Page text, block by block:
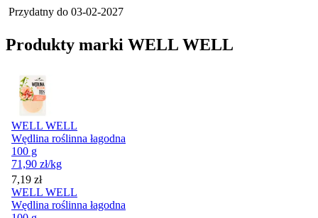
Przydatny do 03-02-2027
Produkty marki WELL WELL
WELL WELL
Wędlina roślinna łagodna
100 g
71,90 zł/kg
Cena
7,19 zł
WELL WELL
Wędlina roślinna łagodna